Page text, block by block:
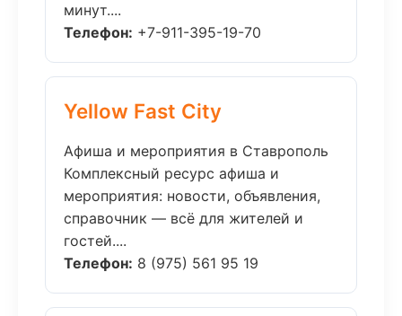
минут....
Телефон: +7-911-395-19-70
Yellow Fast City
Афиша и мероприятия в Ставрополь
Комплексный ресурс афиша и
мероприятия: новости, объявления,
справочник — всё для жителей и
гостей....
Телефон: 8 (975) 561 95 19